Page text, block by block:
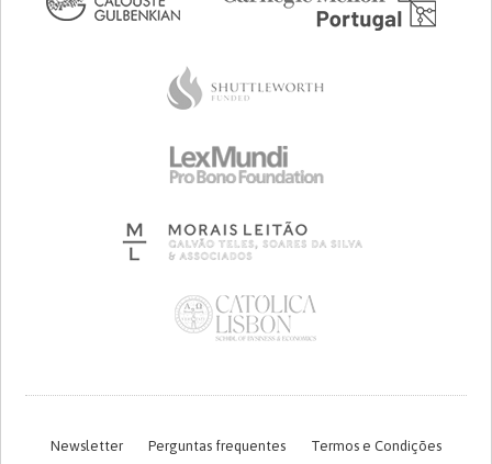
Newsletter Perguntas frequentes Termos e Condições